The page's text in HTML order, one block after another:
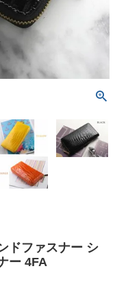
ドファスナー シ
ー 4FA